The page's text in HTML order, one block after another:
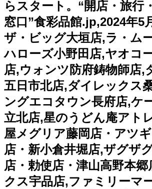
らスタート。“開店・旅行
窓口”食彩品館.jp,2024年5
ザ・ビッグ大垣店,ラ・ム
ハローズ小野田店,ヤオコ
店,ウォンツ防府鋳物師店,
五日市北店,ダイレックス
ングエコタウン長府店,ケ
立北店,星のうどん庵アト
屋メグリア藤岡店・アツ
店・新小倉井堀店,ザグザ
店・勅使店・津山高野本
クス宇品店,ファミリーマ